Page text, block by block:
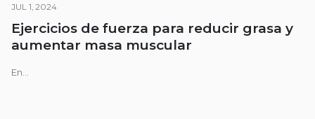
JUL 1, 2024
Ejercicios de fuerza para reducir grasa y
aumentar masa muscular
En...